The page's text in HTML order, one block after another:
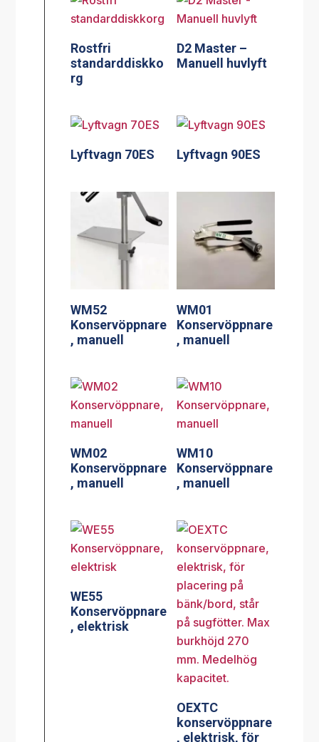
Rostfri
standarddiskko
rg
D2 Master –
Manuell huvlyft
Lyftvagn 70ES Lyftvagn 90ES
WM52
Konservöppnare
, manuell
WM01
Konservöppnare
, manuell
WM02
Konservöppnare
, manuell
WM10
Konservöppnare
, manuell
WE55
Konservöppnare
, elektrisk
OEXTC
konservöppnare
, elektrisk, för